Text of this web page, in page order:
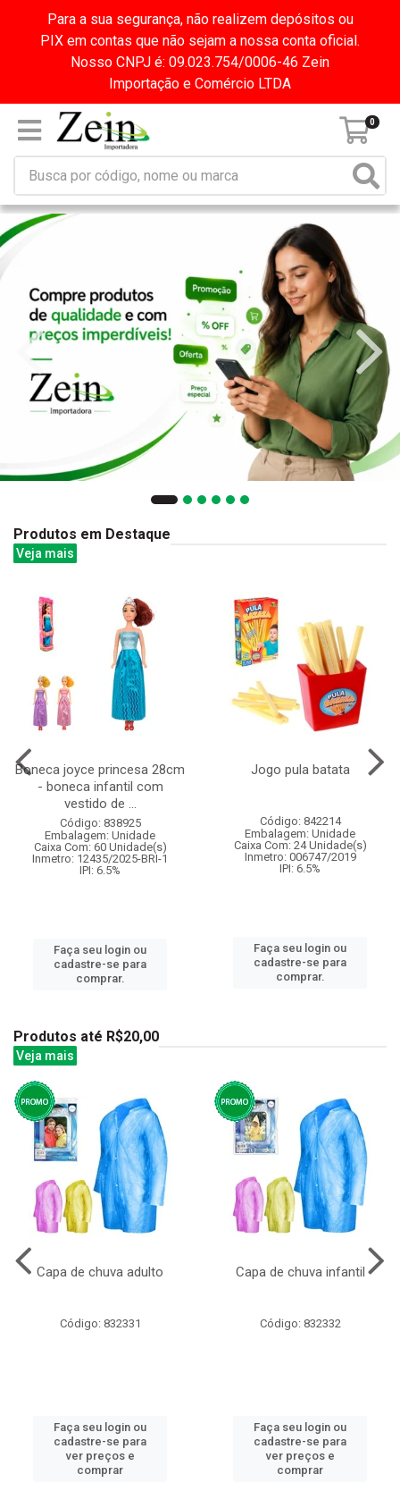
Para a sua segurança, não realizem depósitos ou
PIX em contas que não sejam a nossa conta oficial.
Nosso CNPJ é: 09.023.754/0006-46 Zein
Importação e Comércio LTDA
0
Produtos em Destaque
Veja mais
Boneca joyce princesa 28cm
- boneca infantil com
vestido de ...
Código: 838925
Embalagem: Unidade
Caixa Com: 60 Unidade(s)
Inmetro: 12435/2025-BRI-1
IPI: 6.5%
Faça seu login ou
cadastre-se para
comprar.
Jogo pula batata
Código: 842214
Embalagem: Unidade
Caixa Com: 24 Unidade(s)
Inmetro: 006747/2019
IPI: 6.5%
Faça seu login ou
cadastre-se para
comprar.
Produtos até R$20,00
Veja mais
Capa de chuva adulto
Código: 832331
Faça seu login ou
cadastre-se para
ver preços e
comprar
Capa de chuva infantil
Código: 832332
Faça seu login ou
cadastre-se para
ver preços e
comprar